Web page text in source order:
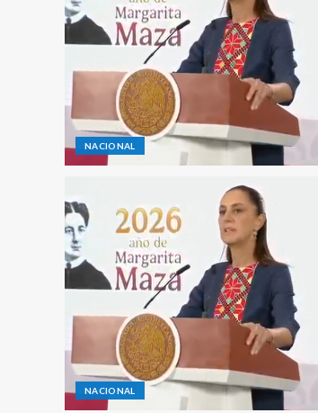
NACIONAL
NACIONAL